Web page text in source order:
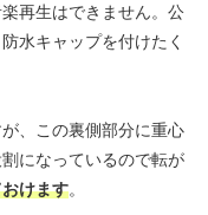
再生はできません。公
水キャップを付けたく
、この裏側部分に重心
になっているので転が
けます。